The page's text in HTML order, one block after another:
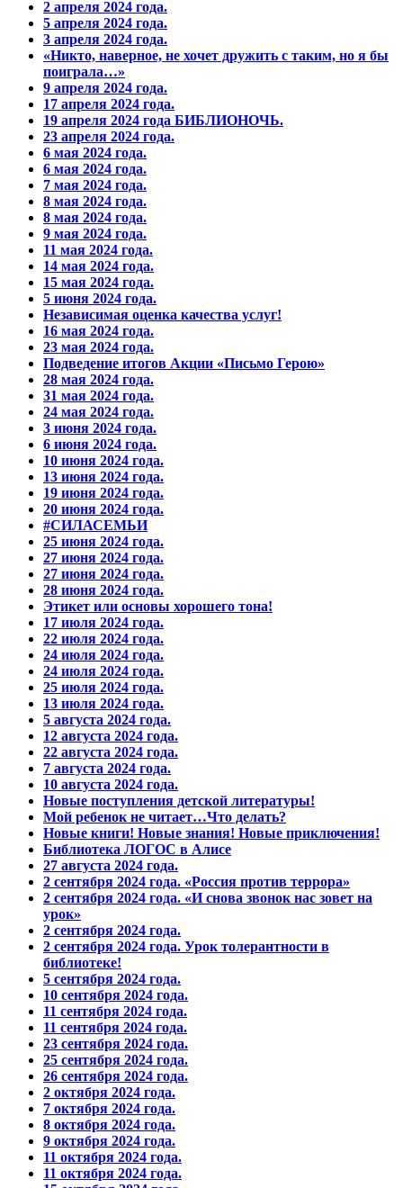
2 апреля 2024 года.
5 апреля 2024 года.
3 апреля 2024 года.
«Никто, наверное, не хочет дружить с таким, но я бы
поиграла…»
9 апреля 2024 года.
17 апреля 2024 года.
19 апреля 2024 года БИБЛИОНОЧЬ.
23 апреля 2024 года.
6 мая 2024 года.
6 мая 2024 года.
7 мая 2024 года.
8 мая 2024 года.
8 мая 2024 года.
9 мая 2024 года.
11 мая 2024 года.
14 мая 2024 года.
15 мая 2024 года.
5 июня 2024 года.
Независимая оценка качества услуг!
16 мая 2024 года.
23 мая 2024 года.
Подведение итогов Акции «Письмо Герою»
28 мая 2024 года.
31 мая 2024 года.
24 мая 2024 года.
3 июня 2024 года.
6 июня 2024 года.
10 июня 2024 года.
13 июня 2024 года.
19 июня 2024 года.
20 июня 2024 года.
#СИЛАСЕМЬИ
25 июня 2024 года.
27 июня 2024 года.
27 июня 2024 года.
28 июня 2024 года.
Этикет или основы хорошего тона!
17 июля 2024 года.
22 июля 2024 года.
24 июля 2024 года.
24 июля 2024 года.
25 июля 2024 года.
13 июля 2024 года.
5 августа 2024 года.
12 августа 2024 года.
22 августа 2024 года.
7 августа 2024 года.
10 августа 2024 года.
Новые поступления детской литературы!
Мой ребенок не читает…Что делать?
Новые книги! Новые знания! Новые приключения!
Библиотека ЛОГОС в Алисе
27 августа 2024 года.
2 сентября 2024 года. «Россия против террора»
2 сентября 2024 года. «И снова звонок нас зовет на
урок»
2 сентября 2024 года.
2 сентября 2024 года. Урок толерантности в
библиотеке!
5 сентября 2024 года.
10 сентября 2024 года.
11 сентября 2024 года.
11 сентября 2024 года.
23 сентября 2024 года.
25 сентября 2024 года.
26 сентября 2024 года.
2 октября 2024 года.
7 октября 2024 года.
8 октября 2024 года.
9 октября 2024 года.
11 октября 2024 года.
11 октября 2024 года.